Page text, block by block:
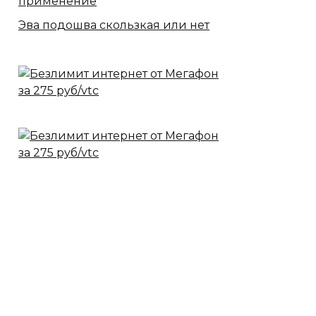
Эва подошва скользкая или нет